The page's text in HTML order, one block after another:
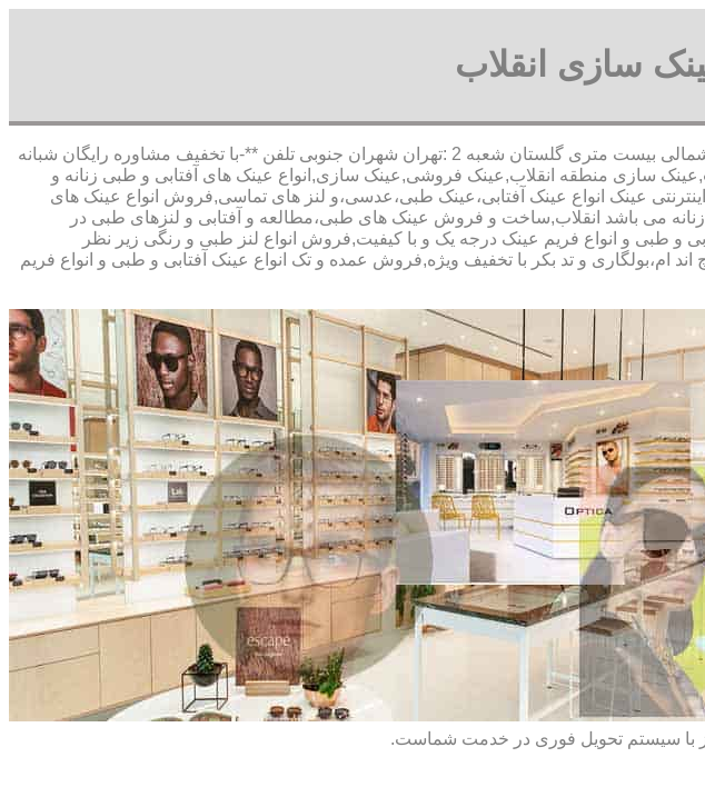
سازی انقلاب
,آدرس شعبه 1 :تهران شاهین شمالی بیست متری گلستان شعبه 2 :تهران شهران جنوبی تلفن **-با تخفیف مشاوره رایگان شبانه
,عینک سازی منطقه انقلاب,عینک فروشی,عینک سازی,انواع عینک های آفتابی و طبی زنانه و
عینک انواع عینک آفتابی،عینک طبی،عدسی،و لنز های تماسی,فروش انواع عینک های
زنانه می باشد انقلاب,ساخت و فروش عینک های طبی،مطالعه و آفتابی و لنزهای طبی در
و طبی و انواع فریم عینک درجه یک و با کیفیت,فروش انواع لنز طبی و رنگی زیر نظر
ام،بولگاری و تد بکر با تخفیف ویژه,فروش عمده و تک انواع عینک آفتابی و طبی و انواع فریم
با سیستم تحویل فوری در خدمت شماست.